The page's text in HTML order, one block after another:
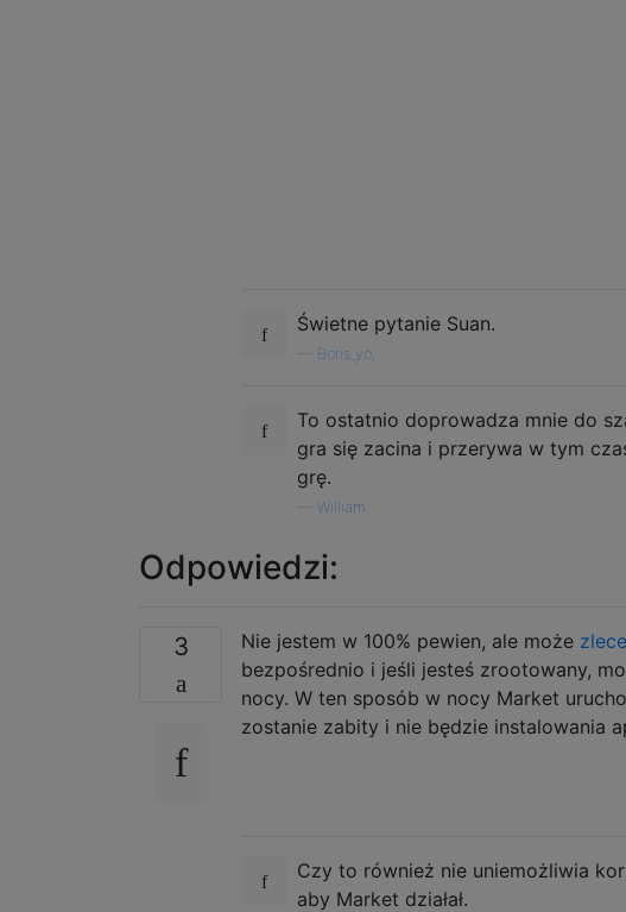
Świetne pytanie Suan.
Boris_yo,
To ostatnio doprowadza mnie do
gra się zacina i przerywa w tym
grę.
William
Odpowiedzi:
3 Nie jestem w 100% pewien, ale może
bezpośrednio i jeśli jesteś zrootowany,
nocy. W ten sposób w nocy Market
zostanie zabity i nie będzie instalowania
Czy to również nie uniemożliwia
aby Market działał.